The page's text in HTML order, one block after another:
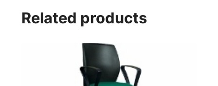
Related products